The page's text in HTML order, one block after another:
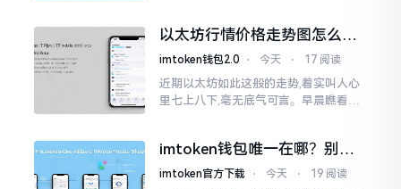
以太坊行情价格走势图怎么看
才不亏钱
imtoken钱包2.0 ⋅ 今天 ⋅ 17 阅读
近期以太坊如此这般的走势,着实叫人心
里七上八下,毫无底气可言。早晨瞧看之
得让人心里直冒慌意。
imtoken钱包唯一在哪？别乱
点，小心假网站
imtoken官方下载 ⋅ 今天 ⋅ 19 阅读